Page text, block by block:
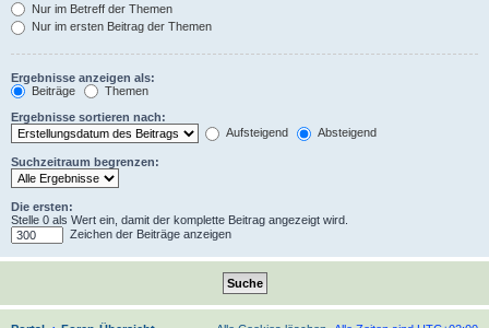
Nur im Betreff der Themen
Nur im ersten Beitrag der Themen
Ergebnisse anzeigen als:
Beiträge
Themen
Ergebnisse sortieren nach:
Aufsteigend
Absteigend
Suchzeitraum begrenzen:
Die ersten:
Stelle 0 als Wert ein, damit der komplette Beitrag angezeigt wird.
Zeichen der Beiträge anzeigen